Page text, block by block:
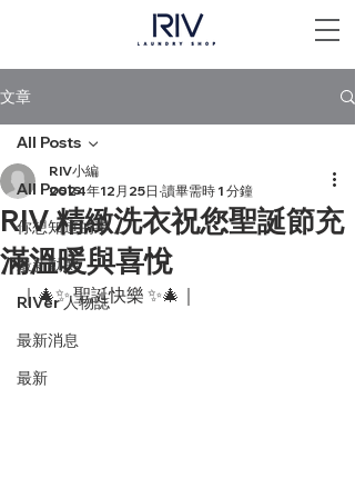
文章
All Posts
你想知道的事
最新動態
RIVer 人物誌
最新消息
最新
All Posts
RIV 精緻洗衣祝您聖誕節充
滿溫暖與喜悅
RIV小編
2024年12月25日 讀畢需時 1 分鐘
｜🎄✨ 聖誕快樂 ✨🎄｜